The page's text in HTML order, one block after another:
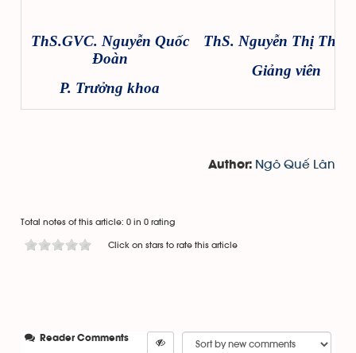
ThS.GVC. Nguyễn Quốc
Đoàn
P. Trưởng khoa
ThS. Nguyễn Thị Thu
Giảng viên
Author: Ngô Quế Lân
Total notes of this article: 0 in 0 rating
Click on stars to rate this article
Reader Comments